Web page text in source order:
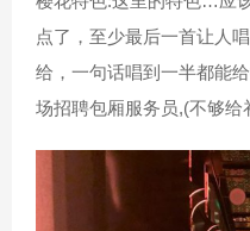
点了，至少最后一首让人
给，一句话唱到一半都能
场招聘包厢服务员,(不够给